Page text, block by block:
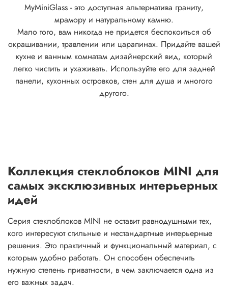
MyMiniGlass - это доступная альтернатива граниту,
мрамору и натуральному камню.
Мало того, вам никогда не придется беспокоиться об
окрашивании, травлении или царапинах. Придайте вашей
кухне и ванным комнатам дизайнерский вид, который
легко чистить и ухаживать. Используйте его для задней
панели, кухонных островков, стен для душа и многого
другого.
Коллекция стеклоблоков MINI для
самых эксклюзивных интерьерных
идей
Серия стеклоблоков MINI не оставит равнодушными тех,
кого интересуют стильные и нестандартные интерьерные
решения. Это практичный и функциональный материал, с
которым удобно работать. Он способен обеспечить
нужную степень приватности, в чем заключается одна из
его важных задач.